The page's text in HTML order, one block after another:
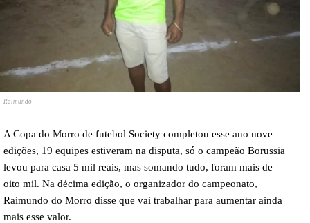
Raimundo
A Copa do Morro de futebol Society completou esse ano nove
edições, 19 equipes estiveram na disputa, só o campeão Borussia
levou para casa 5 mil reais, mas somando tudo, foram mais de
oito mil. Na décima edição, o organizador do campeonato,
Raimundo do Morro disse que vai trabalhar para aumentar ainda
mais esse valor.